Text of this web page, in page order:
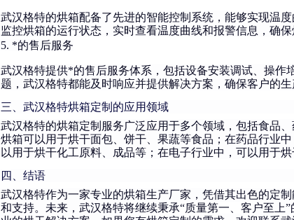
武汉格特的烘箱配备了先进的智能控制系统，能够实现温
监控烘箱的运行状态，实时查看温度曲线和报警信息，确保
5. *的售后服务
武汉格特提供*的售后服务体系，包括设备安装调试、操作
题，武汉格特都能及时响应并提供解决方案，确保客户的生
三、武汉格特烘箱定制的应用领域
武汉格特的烘箱定制服务广泛应用于多个领域，包括食品
烘箱可以用于烘干面包、饼干、果蔬等食品；在药品行业
以用于烘干化工原料、成品等；在电子行业中，可以用于烘
四、结语
武汉格特作为一家专业的烘箱生产厂家，凭借其出色的定制
和支持。未来，武汉格特将继续秉承“质量第一、客 户至上